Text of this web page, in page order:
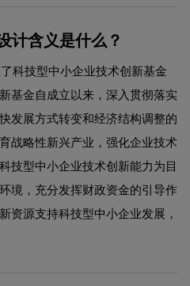
计含义是什么？
科技型中小企业技术创新基金
基金自成立以来，深入贯彻落实
发展方式转变和经济结构调整的
战略性新兴产业，强化企业技术
技型中小企业技术创新能力为目
境，充分发挥财政资金的引导作
资源支持科技型中小企业发展，